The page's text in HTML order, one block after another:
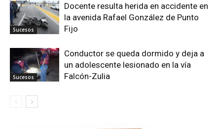
Sucesos
Docente resulta herida en accidente en
la avenida Rafael González de Punto
Fijo
Sucesos
Conductor se queda dormido y deja a
un adolescente lesionado en la vía
Falcón-Zulia